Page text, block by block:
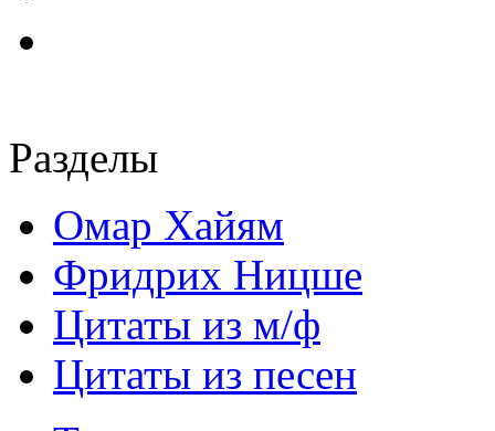
Разделы
Омар Хайям
Фридрих Ницше
Цитаты из м/ф
Цитаты из песен